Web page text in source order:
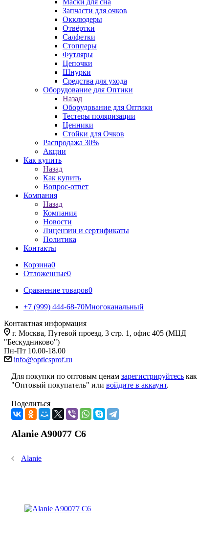
Маски для сна
Запчасти для очков
Окклюдеры
Отвёртки
Салфетки
Стопперы
Футляры
Цепочки
Шнурки
Средства для ухода
Оборудование для Оптики
Назад
Оборудование для Оптики
Тестеры поляризации
Ценники
Стойки для Очков
Распродажа 30%
Акции
Как купить
Назад
Как купить
Вопрос-ответ
Компания
Назад
Компания
Новости
Лицензии и сертификаты
Политика
Контакты
Корзина0
Отложенные0
Сравнение товаров0
+7 (999) 444-68-70Многоканальный
Контактная информация
г. Москва, Путевой проезд, 3 стр. 1, офис 405 (МЦД
"Бескудниково")
Пн-Пт 10.00-18.00
info@opticsprof.ru
Для покупки по оптовым ценам зарегистрируйтесь как
"Оптовый покупатель" или войдите в аккаунт.
Поделиться
Alanie A90077 C6
Alanie